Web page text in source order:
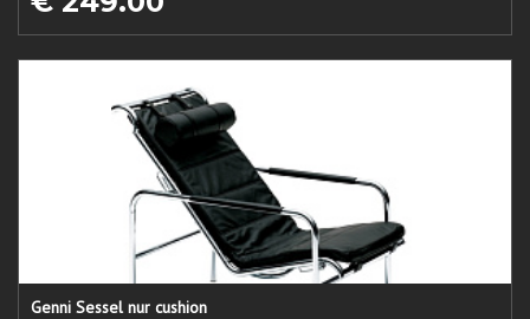
Genni Sessel nur cushion